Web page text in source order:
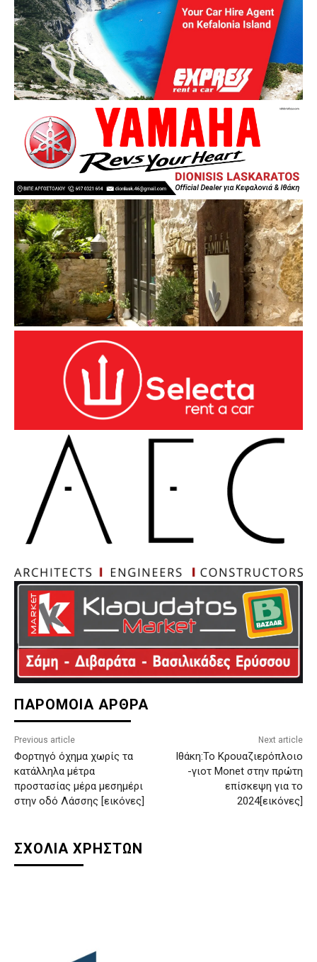
ΠΑΡΟΜΟΙΑ ΑΡΘΡΑ
Previous article
Φορτηγό όχημα χωρίς τα
κατάλληλα μέτρα
προστασίας μέρα μεσημέρι
στην οδό Λάσσης [εικόνες]
Next article
Ιθάκη:Το Κρουαζιερόπλοιο
-γιοτ Monet στην πρώτη
επίσκεψη για το
2024[εικόνες]
ΣΧΟΛΙΑ ΧΡΗΣΤΩΝ